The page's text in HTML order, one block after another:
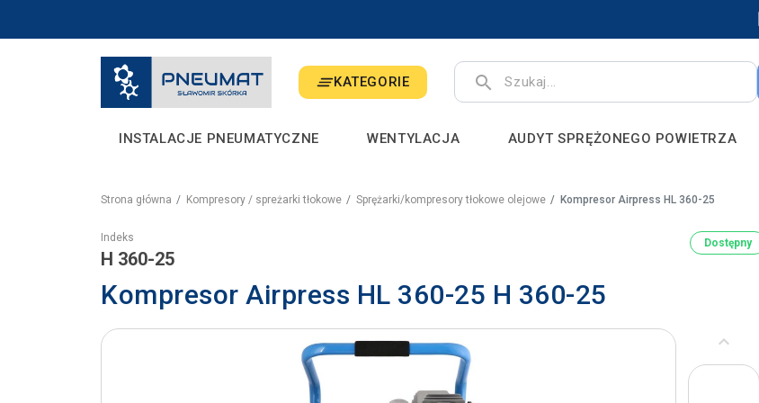
search
INSTALACJE PNEUMATYCZNE WENTYLACJA AUDYT SPRĘŻONEGO POWIETRZA
KATEGORIE
Strona główna Kompresory / spreżarki tłokowe Sprężarki/kompresory tłokowe olejowe Kompresor Airpress HL 360-25
Indeks
H 360-25
Dostępny
Kompresor Airpress HL 360-25 H 360-25
Poprzednikeyboard_arrow_left